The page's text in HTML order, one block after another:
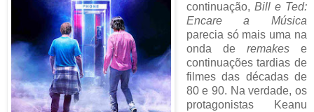
continuação, Bill e Ted:
Encare a Música
parecia só mais uma na
onda de remakese
continuações tardias de
filmes das décadas de
80 e 90. Na verdade, os
protagonistas Keanu